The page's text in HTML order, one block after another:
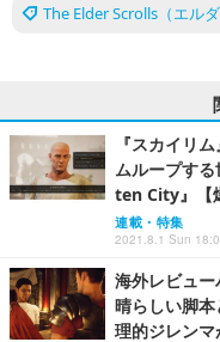
The Elder Scrolls（エル
『スカイリ
ムループす
ten City』【
連載・特集
2021.8.1 Sun
海外レビュ
晴らしい脚
理的ジレンマ